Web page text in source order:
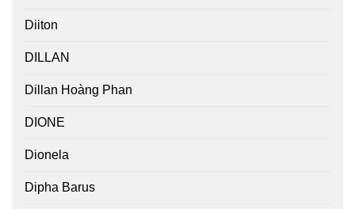
Diiton
DILLAN
Dillan Hoàng Phan
DIONE
Dionela
Dipha Barus